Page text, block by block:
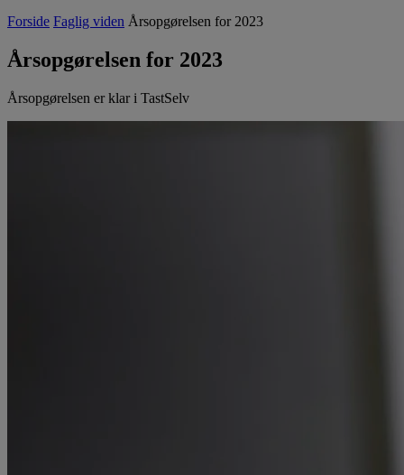
Forside Faglig viden Årsopgørelsen for 2023
Årsopgørelsen for 2023
Årsopgørelsen er klar i TastSelv